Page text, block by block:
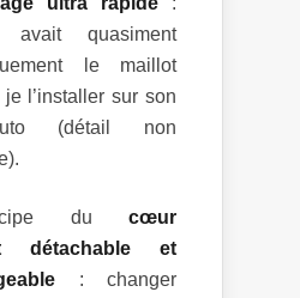
quasiment
le maillot
l’installer sur son
(détail non
du cœur
détachable et
: changer